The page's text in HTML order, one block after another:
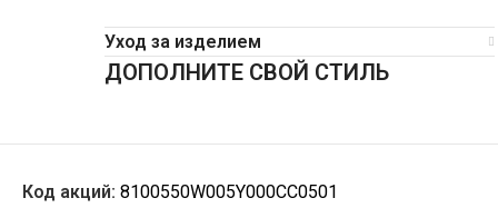
Уход за изделием
ДОПОЛНИТЕ СВОЙ СТИЛЬ
Код акций: 8100550W005Y000CC0501